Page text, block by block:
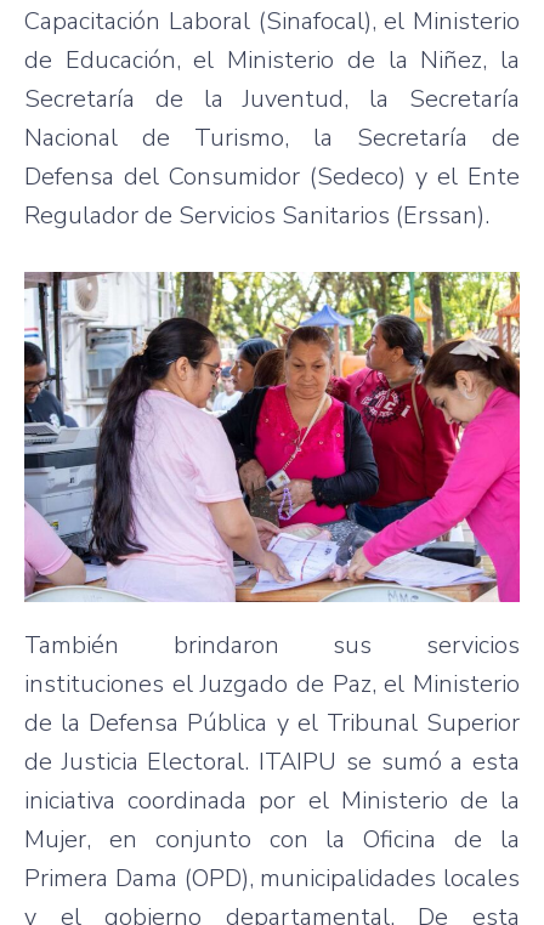
Capacitación Laboral (Sinafocal), el Ministerio
de Educación, el Ministerio de la Niñez, la
Secretaría de la Juventud, la Secretaría
Nacional de Turismo, la Secretaría de
Defensa del Consumidor (Sedeco) y el Ente
Regulador de Servicios Sanitarios (Erssan).
También brindaron sus servicios
instituciones el Juzgado de Paz, el Ministerio
de la Defensa Pública y el Tribunal Superior
de Justicia Electoral. ITAIPU se sumó a esta
iniciativa coordinada por el Ministerio de la
Mujer, en conjunto con la Oficina de la
Primera Dama (OPD), municipalidades locales
y el gobierno departamental. De esta